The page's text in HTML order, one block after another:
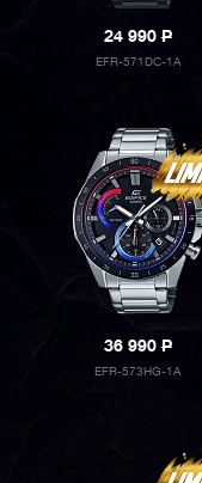
24 990P
EFR-571DC-1A
36 990P
EFR-573HG-1A